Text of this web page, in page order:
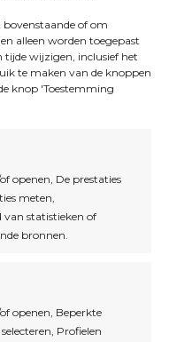
of om
alleen worden toegepast
tijde wijzigen, inclusief het
te maken van de knoppen
knop 'Toestemming
openen, De prestaties
meten,
van statistieken of
bronnen.
openen, Beperkte
Profielen